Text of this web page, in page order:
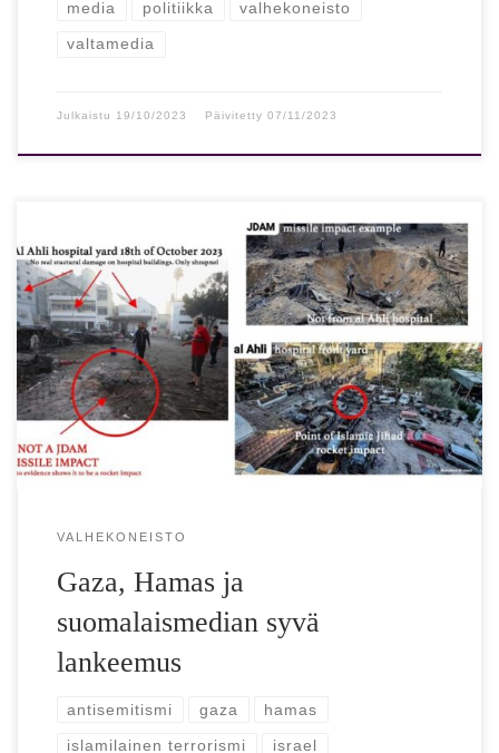
media politiikka valhekoneisto
valtamedia
Julkaistu 19/10/2023 Päivitetty 07/11/2023
….. ja miten se korjataan! …. Hamas keksi pari päivää
sitten tapahtuneen Ahlin sairaalaiskun lähes tyhjästä. Itse
sairaalaan ei edes […]
VALHEKONEISTO
Gaza, Hamas ja
suomalaismedian syvä
lankeemus
antisemitismi gaza hamas
islamilainen terrorismi israel